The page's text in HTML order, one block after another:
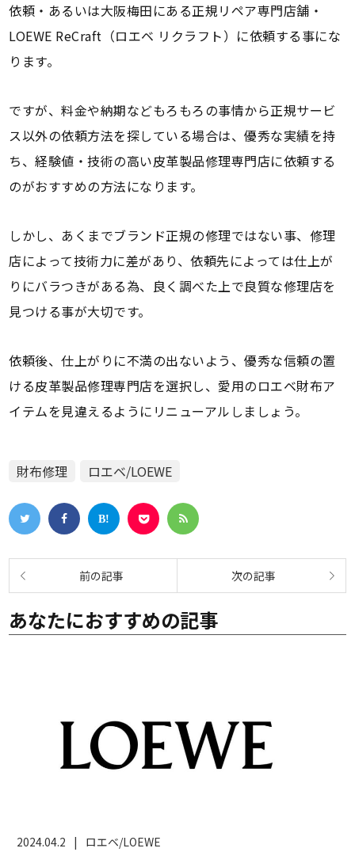
依頼・あるいは大阪梅田にある正規リペア専門店舗・
LOEWE ReCraft（ロエベ リクラフト）に依頼する事にな
ります。
ですが、料金や納期などもろもろの事情から正規サービ
ス以外の依頼方法を探している場合は、優秀な実績を持
ち、経験値・技術の高い皮革製品修理専門店に依頼する
のがおすすめの方法になります。
しかし、あくまでブランド正規の修理ではない事、修理
店によって技術力に差があり、依頼先によっては仕上が
りにバラつきがある為、良く調べた上で良質な修理店を
見つける事が大切です。
依頼後、仕上がりに不満の出ないよう、優秀な信頼の置
ける皮革製品修理専門店を選択し、愛用のロエベ財布ア
イテムを見違えるようにリニューアルしましょう。
財布修理 ロエベ/LOEWE
あなたにおすすめの記事
2024.04.2 | ロエベ/LOEWE